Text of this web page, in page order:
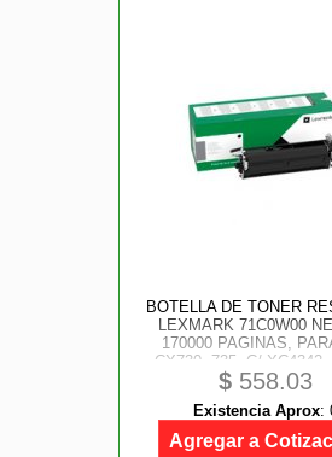
BOTELLA DE TONER
LEXMARK 71C0W00
170000 PAGINAS,
CX730, 735, C/ XC4342,
$ 558.03
Existencia Aprox:
Agregar a